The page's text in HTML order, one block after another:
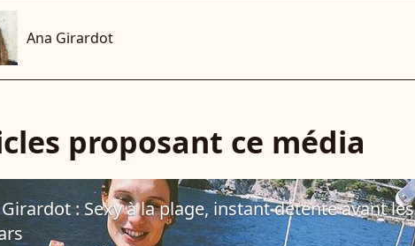
Ana Girardot
proposant ce média
: Sexy à la plage, instant détente avant les